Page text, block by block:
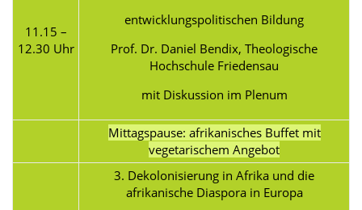
11.15 –
12.30 Uhr
entwicklungspolitischen Bildung
Prof. Dr. Daniel Bendix, Theologische
Hochschule Friedensau
mit Diskussion im Plenum
Mittagspause: afrikanisches Buffet mit
vegetarischem Angebot
3. Dekolonisierung in Afrika und die
afrikanische Diaspora in Europa